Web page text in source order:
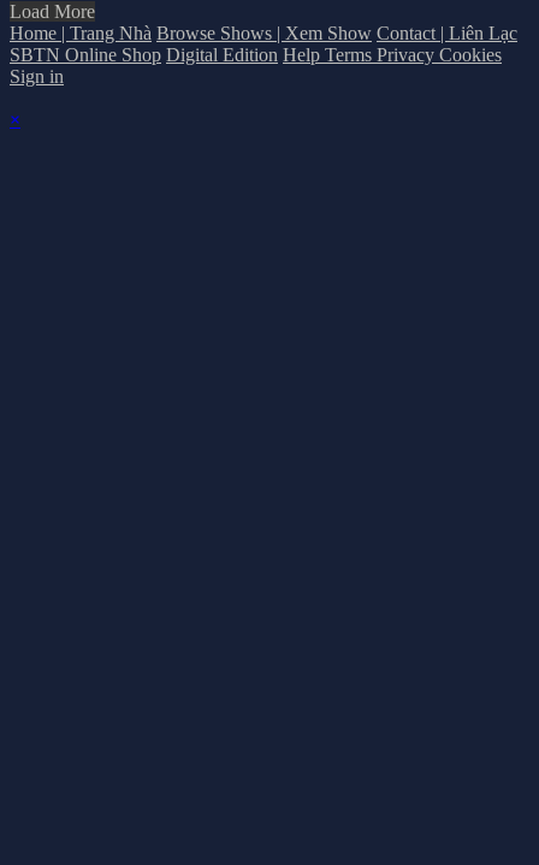
Load More
Home | Trang Nhà Browse Shows | Xem Show Contact | Liên Lạc
SBTN Online Shop Digital Edition Help Terms Privacy Cookies
Sign in
×